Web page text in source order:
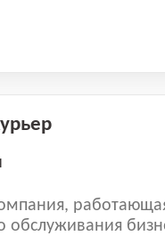
обслуживания